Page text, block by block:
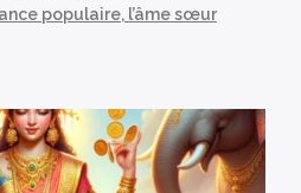
populaire, l’âme sœur